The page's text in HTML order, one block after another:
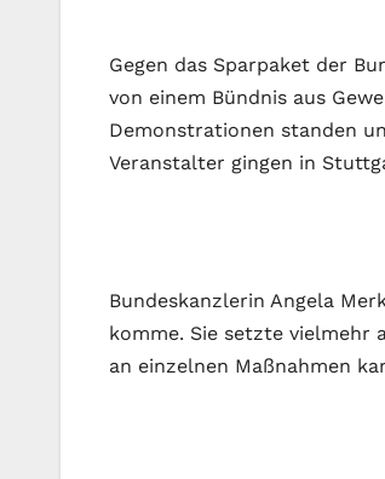
Gegen das Sparpaket der
von einem Bündnis aus
Demonstrationen standen
Veranstalter gingen in
Bundeskanzlerin Angela
komme. Sie setzte vielmehr
an einzelnen Maßnahmen